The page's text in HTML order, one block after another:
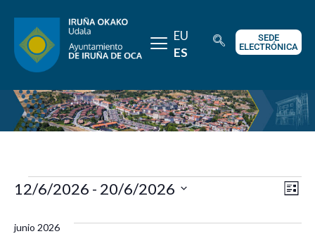
EU
ES
SEDE
ELECTRÓNICA
de
Lista
12/6/2026 - 20/6/2026
junio 2026